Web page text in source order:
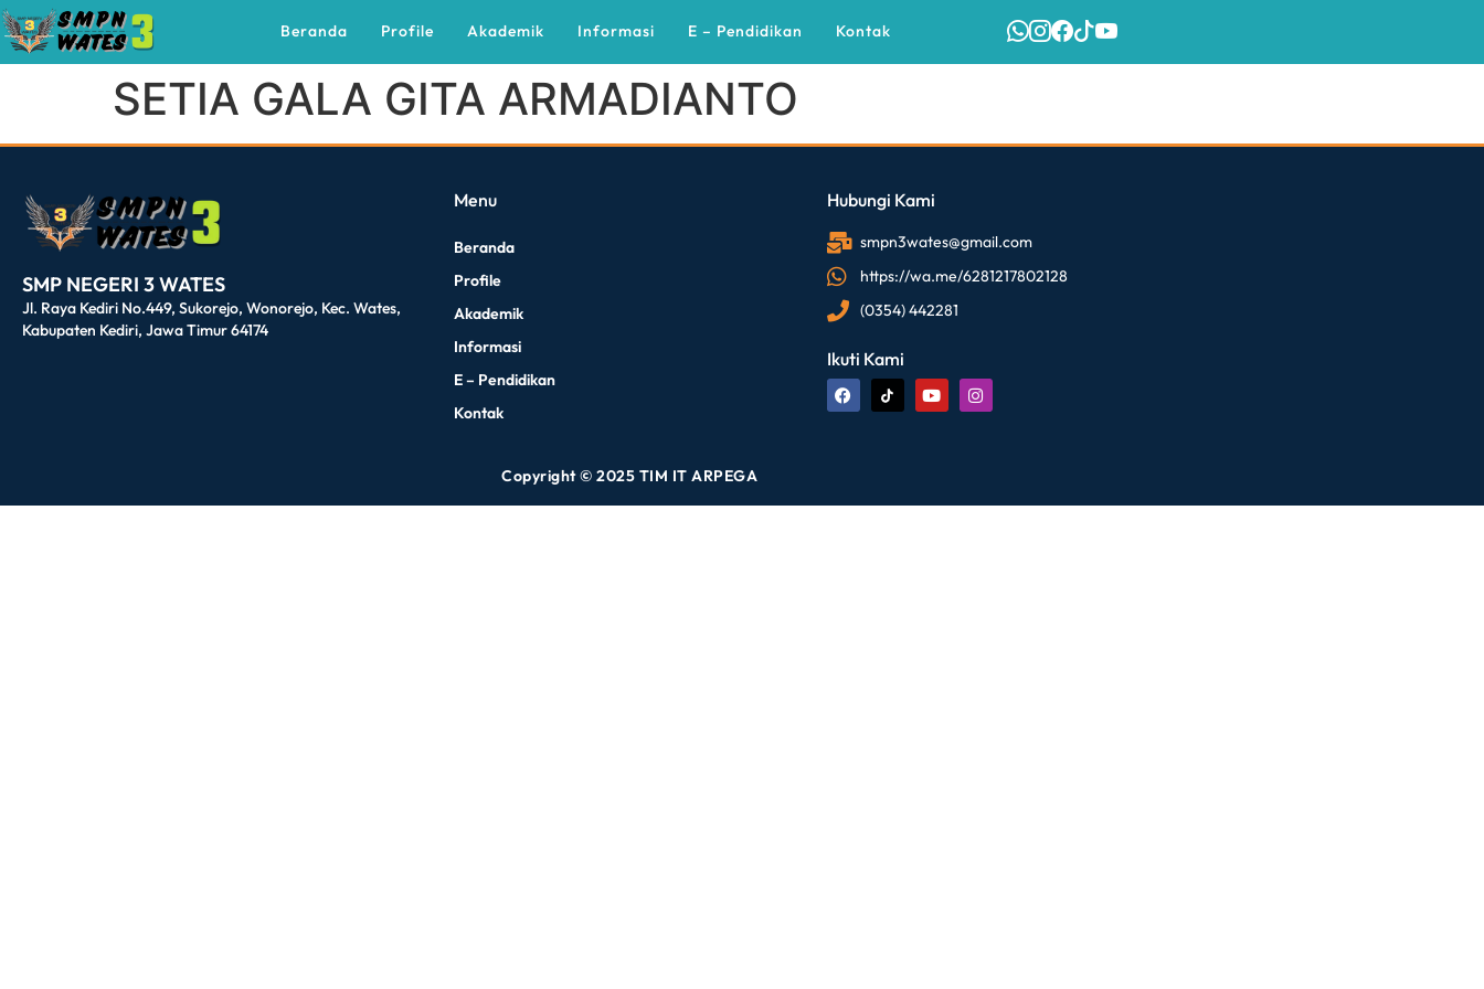
Beranda Profile Akademik Informasi E – Pendidikan Kontak
SETIA GALA GITA ARMADIANTO
SMP NEGERI 3 WATES
Jl. Raya Kediri No.449, Sukorejo, Wonorejo, Kec. Wates,
Kabupaten Kediri, Jawa Timur 64174
Menu
Beranda
Profile
Akademik
Informasi
E – Pendidikan
Kontak
Hubungi Kami
smpn3wates@gmail.com
https://wa.me/6281217802128
(0354) 442281
Ikuti Kami
Copyright © 2025 TIM IT ARPEGA